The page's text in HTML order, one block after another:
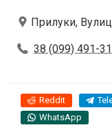
Прилуки,
38 (099) 491-
Reddit
WhatsApp